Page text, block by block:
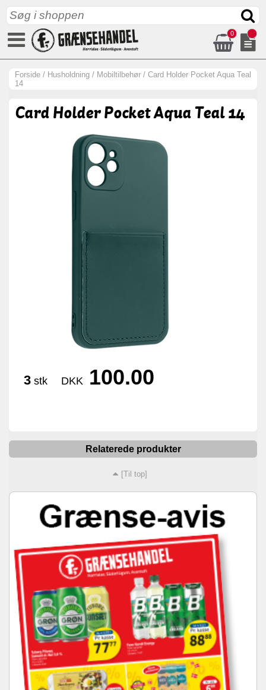
0
Forside / Husholdning / Mobiltilbehør / Card Holder Pocket Aqua Teal
14
Card Holder Pocket Aqua Teal 14
3 stk DKK 100.00
Relaterede produkter
[Til top]